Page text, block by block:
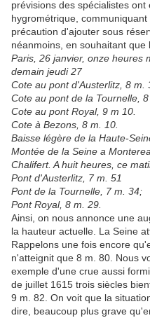
prévisions des spécialistes
hygrométrique,
précaution d'ajouter sous
néanmoins, en souhaitant
Paris, 26 janvier, onze heures
demain jeudi 27
Cote au pont d'Austerlitz, 8 m.
Cote au pont de la Tournelle,
Cote au pont Royal, 9 m 10.
Cote à Bezons, 8 m. 10.
Baisse légère de la Haute-
Montée de la Seine a
Chalifert. A huit heures, ce
Pont d'Austerlitz, 7 m. 51
Pont de la Tournelle, 7 m. 34;
Pont Royal, 8 m. 29.
Ainsi, on nous annonce une
la hauteur actuelle. La Seine
Rappelons une fois encore
n'atteignit que 8 m. 80. Nous
exemple d'une crue aussi
de juillet 1615 trois siècles
9 m. 82. On voit que la
dire, beaucoup plus grave